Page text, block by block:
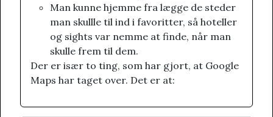
Man kunne hjemme fra lægge de steder
man skullle til ind i favoritter, så hoteller
og sights var nemme at finde, når man
skulle frem til dem.
Der er især to ting, som har gjort, at Google
Maps har taget over. Det er at: